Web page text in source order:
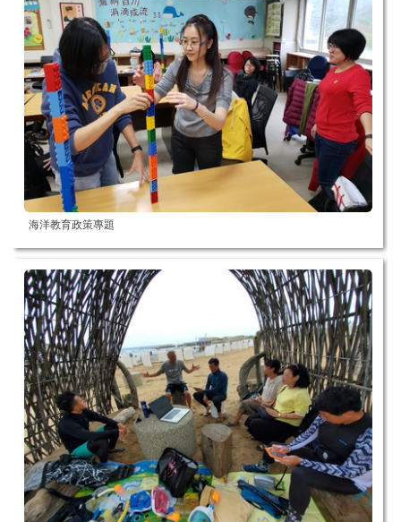
海洋教育政策專題